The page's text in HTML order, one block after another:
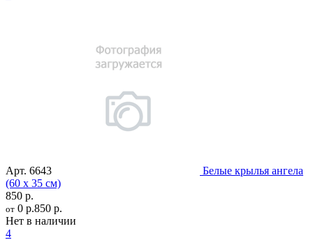
Арт. 6643
Белые крылья ангела
(60 х 35 см)
850 р.
от 0 р.850 р.
Нет в наличии
4